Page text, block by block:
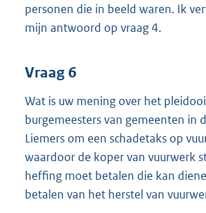
personen die in beeld waren. Ik
mijn antwoord op vraag 4.
Vraag 6
Wat is uw mening over het
burgemeesters van gemeenten in
Liemers om een schadetaks op
waardoor de koper van vuurwerk
heffing moet betalen die kan
betalen van het herstel van